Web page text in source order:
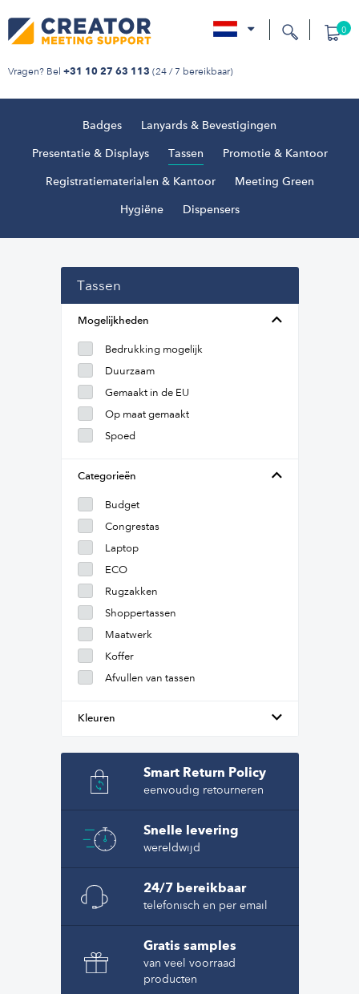
Vragen? Bel +31 10 27 63 113 (24 / 7 bereikbaar)
0
Badges Lanyards & Bevestigingen
Presentatie & Displays Tassen Promotie & Kantoor
Registratiematerialen & Kantoor Meeting Green
Hygiëne Dispensers
Tassen
Mogelijkheden
Bedrukking mogelijk
Duurzaam
Gemaakt in de EU
Op maat gemaakt
Spoed
Categorieën
Budget
Congrestas
Laptop
ECO
Rugzakken
Shoppertassen
Maatwerk
Koffer
Afvullen van tassen
Kleuren
Smart Return Policy
eenvoudig retourneren
Snelle levering
wereldwijd
24/7 bereikbaar
telefonisch en per email
Gratis samples
van veel voorraad
producten